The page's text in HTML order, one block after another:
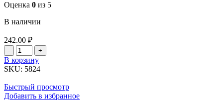
Оценка 0 из 5
В наличии
242.00 ₽
Количество
товара
Грабли
22-
зуб.проволочные
В корзину
SKU: 5824
Быстрый просмотр
Добавить в избранное